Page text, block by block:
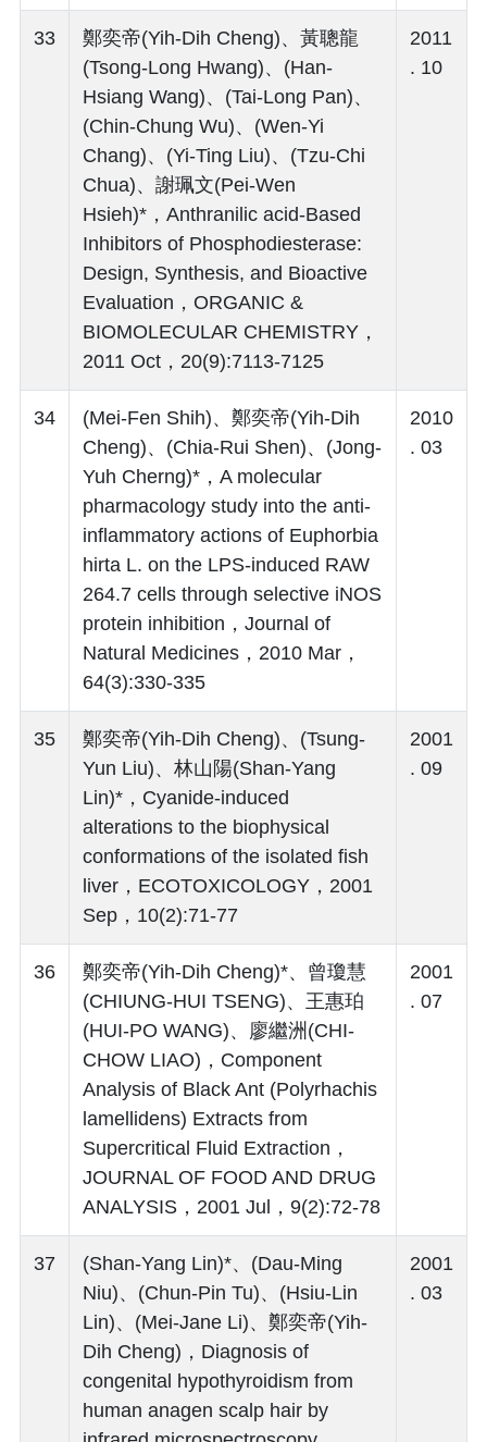
33
鄭奕帝(Yih-Dih Cheng)、黃聰龍
(Tsong-Long Hwang)、(Han-
Hsiang Wang)、(Tai-Long Pan)、
(Chin-Chung Wu)、(Wen-Yi
Chang)、(Yi-Ting Liu)、(Tzu-Chi
Chua)、謝珮文(Pei-Wen
Hsieh)*，Anthranilic acid-Based
Inhibitors of Phosphodiesterase:
Design, Synthesis, and Bioactive
Evaluation，ORGANIC &
BIOMOLECULAR CHEMISTRY，
2011 Oct，20(9):7113-7125
2011
. 10
34
(Mei-Fen Shih)、鄭奕帝(Yih-Dih
Cheng)、(Chia-Rui Shen)、(Jong-
Yuh Cherng)*，A molecular
pharmacology study into the anti-
inflammatory actions of Euphorbia
hirta L. on the LPS-induced RAW
264.7 cells through selective iNOS
protein inhibition，Journal of
Natural Medicines，2010 Mar，
64(3):330-335
2010
. 03
35
鄭奕帝(Yih-Dih Cheng)、(Tsung-
Yun Liu)、林山陽(Shan-Yang
Lin)*，Cyanide-induced
alterations to the biophysical
conformations of the isolated fish
liver，ECOTOXICOLOGY，2001
Sep，10(2):71-77
2001
. 09
36
鄭奕帝(Yih-Dih Cheng)*、曾瓊慧
(CHIUNG-HUI TSENG)、王惠珀
(HUI-PO WANG)、廖繼洲(CHI-
CHOW LIAO)，Component
Analysis of Black Ant (Polyrhachis
lamellidens) Extracts from
Supercritical Fluid Extraction，
JOURNAL OF FOOD AND DRUG
ANALYSIS，2001 Jul，9(2):72-78
2001
. 07
37
(Shan-Yang Lin)*、(Dau-Ming
Niu)、(Chun-Pin Tu)、(Hsiu-Lin
Lin)、(Mei-Jane Li)、鄭奕帝(Yih-
Dih Cheng)，Diagnosis of
congenital hypothyroidism from
human anagen scalp hair by
2001
. 03